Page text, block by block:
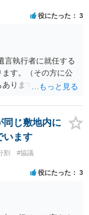
役にたった 3
言執行者に就任する
す。（その方に公
ります） 事前に了
たときの報酬だけ、
、法務局に預けた自
可能性 ⇒自筆の遺言
書の有無を照会す
遺言の存在を親族
なかったものにす
てみないと判断が
同じ敷地内に
います
割
#協議
役にたった 3